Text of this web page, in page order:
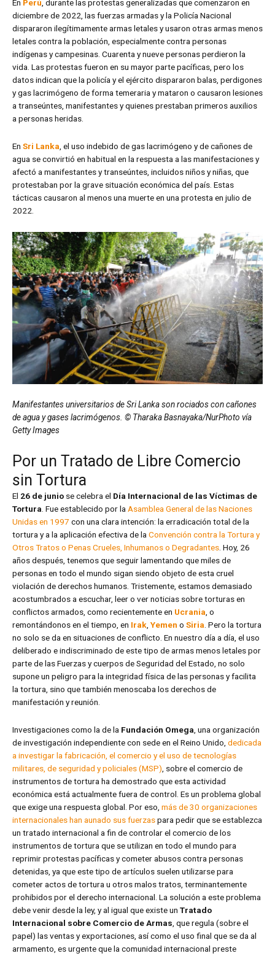
En Perú, durante las protestas generalizadas que comenzaron en
diciembre de 2022, las fuerzas armadas y la Policía Nacional
dispararon ilegítimamente armas letales y usaron otras armas menos
letales contra la población, especialmente contra personas
indígenas y campesinas. Cuarenta y nueve personas perdieron la
vida. Las protestas fueron en su mayor parte pacíficas, pero los
datos indican que la policía y el ejército dispararon balas, perdigones
y gas lacrimógeno de forma temeraria y mataron o causaron lesiones
a transeúntes, manifestantes y quienes prestaban primeros auxilios
a personas heridas.
En Sri Lanka, el uso indebido de gas lacrimógeno y de cañones de
agua se convirtió en habitual en la respuesta a las manifestaciones y
afectó a manifestantes y transeúntes, incluidos niños y niñas, que
protestaban por la grave situación económica del país. Estas
tácticas causaron al menos una muerte en una protesta en julio de
2022.
Manifestantes universitarios de Sri Lanka son rociados con cañones
de agua y gases lacrimógenos. © Tharaka Basnayaka/NurPhoto vía
Getty Images
Por un Tratado de Libre Comercio
sin Tortura
El 26 de junio se celebra el Día Internacional de las Víctimas de
Tortura. Fue establecido por laAsamblea General de las Naciones
Unidas en 1997 con una clara intención: la erradicación total de la
tortura y a la aplicación efectiva de laConvención contra la Tortura y
Otros Tratos o Penas Crueles, Inhumanos o Degradantes. Hoy, 26
años después, tenemos que seguir lamentando que miles de
personas en todo el mundo sigan siendo objeto de esta cruel
violación de derechos humanos. Tristemente, estamos demasiado
acostumbrados a escuchar, leer o ver noticias sobre torturas en
conflictos armados, como recientemente en Ucrania, o
remontándonos en el tiempo, en Irak, Yemen o Siria. Pero la tortura
no solo se da en situaciones de conflicto. En nuestro día a día, el uso
deliberado e indiscriminado de este tipo de armas menos letales por
parte de las Fuerzas y cuerpos de Seguridad del Estado, no solo
supone un peligro para la integridad física de las personas y facilita
la tortura, sino que también menoscaba los derechos de
manifestación y reunión.
Investigaciones como la de la Fundación Omega, una organización
de investigación independiente con sede en el Reino Unido, dedicada
a investigarla fabricación, el comercio y el uso de tecnologías
militares, de seguridad y policiales (MSP), sobre el comercio de
instrumentos de tortura ha demostrado que esta actividad
económica está actualmente fuera de control. Es un problema global
que exige una respuesta global. Por eso, más de 30 organizaciones
internacionales han aunado sus fuerzaspara pedir que se establezca
un tratado internacional a fin de controlar el comercio de los
instrumentos de tortura que se utilizan en todo el mundo para
reprimir protestas pacíficas y cometer abusos contra personas
detenidas, ya que este tipo de artículos suelen utilizarse para
cometer actos de tortura u otros malos tratos, terminantemente
prohibidos por el derecho internacional. La solución a este problema
debe venir desde la ley, y al igual que existe un Tratado
Internacional sobre Comercio de Armas, que regula (sobre el
papel) las ventas y exportaciones, así como el uso final que se da al
armamento, es urgente que la comunidad internacional preste